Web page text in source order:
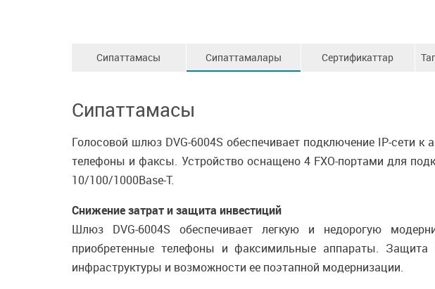
Сипаттамасы Сипаттамалары Сертификаттар
Сипаттамасы
Голосовой шлюз DVG-6004S обеспечивает подключение IP-сети
телефоны и факсы. Устройство оснащено 4 FXO-портами для
10/100/1000Base-T.
Снижение затрат и защита инвестиций
Шлюз DVG-6004S обеспечивает легкую и недорогую
приобретенные телефоны и факсимильные аппараты. Защита
инфраструктуры и возможности ее поэтапной модернизации.